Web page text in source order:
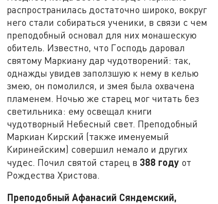
распространилась достаточно широко, вокруг
него стали собираться ученики, в связи с чем
преподобный основал для них монашескую
обитель. Известно, что Господь даровал
святому Маркиану дар чудотворений: так,
однажды увидев заползшую к нему в келью
змею, он помолился, и змея была охвачена
пламенем. Ночью же старец мог читать без
светильника: ему освещал книги
чудотворный Небесный свет. Преподобный
Маркиан Кирский (также именуемый
Киринейским) совершил немало и других
чудес. Почил святой старец в 388 году от
Рождества Христова.
Преподобный Афанасий Сяндемский,